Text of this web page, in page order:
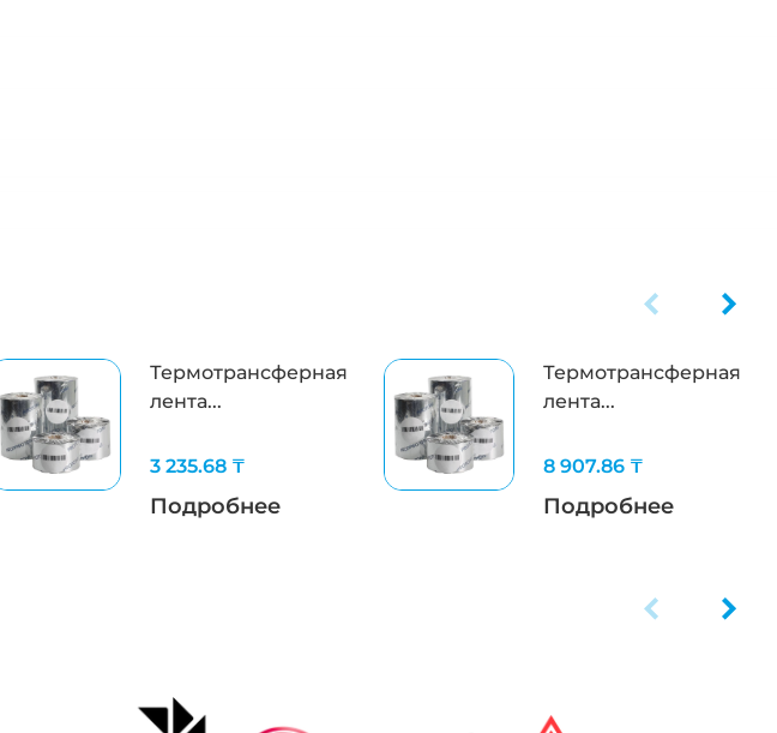
Термотрансферная
лента...
3 235.68 ₸
Подробнее
Термотрансферная
лента...
8 907.86 ₸
Подробнее